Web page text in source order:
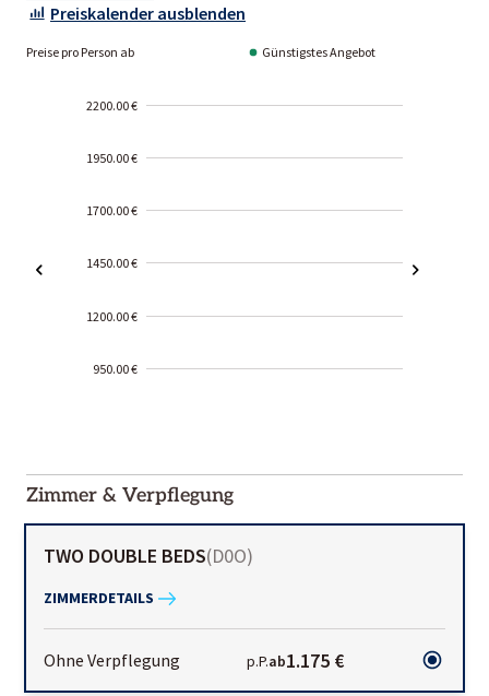
Preiskalender ausblenden
Preise pro Person ab Günstigstes Angebot
2200.00 €
1950.00 €
1700.00 €
1450.00 €
1200.00 €
950.00 €
01-02
Zimmer & Verpflegung
TWO DOUBLE BEDS(D0O)
ZIMMERDETAILS
Ohne Verpflegung p.P.ab1.175 €